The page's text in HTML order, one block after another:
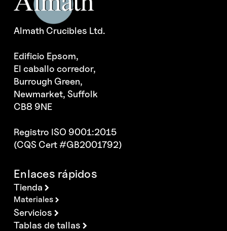
Almath Crucibles Ltd.
Edificio Epsom,
El caballo corredor,
Burrough Green,
Newmarket, Suffolk
CB8 9NE
Registro ISO 9001:2015
(CQS Cert #GB2001792)
Enlaces rápidos
Tienda
Materiales
Servicios
Tablas de tallas